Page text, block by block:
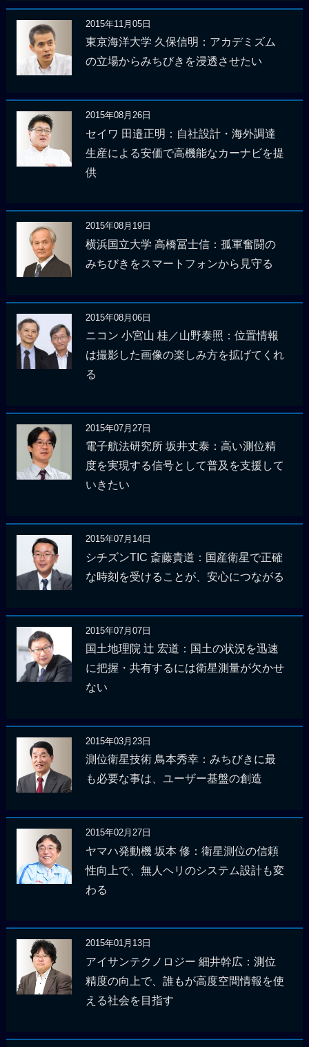
2015年11月05日
東京海洋大学 久保信明：アカデミズム
の立場からみちびきを浸透させたい
2015年08月26日
セイワ 田邉正明：自社設計・海外調達
生産による安価で高機能なカーナビを提
供
2015年08月19日
横浜国立大学 高橋冨士信：孤軍奮闘の
みちびきをスマートフォンから見守る
2015年08月06日
ニコン 小宮山 桂／山野泰照：位置情報
は撮影した画像の楽しみ方を拡げてくれ
る
2015年07月27日
電子航法研究所 坂井丈泰：高い測位精
度を実現する信号として普及を支援して
いきたい
2015年07月14日
シチズンTIC 斎藤貴道：国産衛星で正確
な時刻を受けることが、安心につながる
2015年07月07日
国土地理院 辻 宏道：国土の状況を迅速
に把握・共有するには衛星測量が欠かせ
ない
2015年03月23日
測位衛星技術 鳥本秀幸：みちびきに最
も必要な事は、ユーザー基盤の創造
2015年02月27日
ヤマハ発動機 坂本 修：衛星測位の信頼
性向上で、無人ヘリのシステム設計も変
わる
2015年01月13日
アイサンテクノロジー 細井幹広：測位
精度の向上で、誰もが高度空間情報を使
える社会を目指す